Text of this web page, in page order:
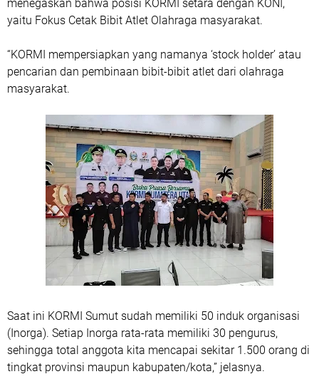
menegaskan bahwa posisi KORMI setara dengan KONI,
yaitu Fokus Cetak Bibit Atlet Olahraga masyarakat.
“KORMI mempersiapkan yang namanya ‘stock holder’ atau
pencarian dan pembinaan bibit-bibit atlet dari olahraga
masyarakat.
Saat ini KORMI Sumut sudah memiliki 50 induk organisasi
(Inorga). Setiap Inorga rata-rata memiliki 30 pengurus,
sehingga total anggota kita mencapai sekitar 1.500 orang di
tingkat provinsi maupun kabupaten/kota,” jelasnya.